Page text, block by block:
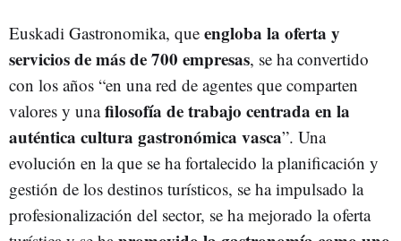
Euskadi Gastronomika, que engloba la oferta y
servicios de más de 700 empresas, se ha convertido
con los años “en una red de agentes que comparten
valores y unafilosofía de trabajo centrada en la
auténtica cultura gastronómica vasca”. Una
evolución en la que se ha fortalecido la planificación y
gestión de los destinos turísticos, se ha impulsado la
profesionalización del sector, se ha mejorado la oferta